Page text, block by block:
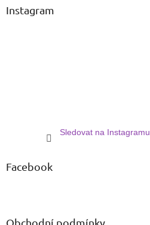
Instagram
Sledovat na Instagramu
Facebook
Obchodní podmínky